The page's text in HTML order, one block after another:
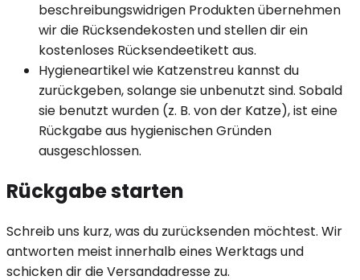
beschreibungswidrigen Produkten übernehmen
wir die Rücksendekosten und stellen dir ein
kostenloses Rücksendeetikett aus.
Hygieneartikel wie Katzenstreu kannst du
zurückgeben, solange sie unbenutzt sind. Sobald
sie benutzt wurden (z. B. von der Katze), ist eine
Rückgabe aus hygienischen Gründen
ausgeschlossen.
Rückgabe starten
Schreib uns kurz, was du zurücksenden möchtest. Wir
antworten meist innerhalb eines Werktags und
schicken dir die Versandadresse zu.